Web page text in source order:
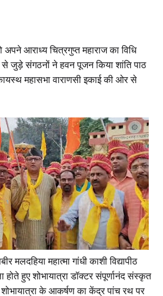
आराध्य चित्रगुप्त महाराज का विधि
जुड़े संगठनों ने हवन पूजन किया शांति पाठ
महासभा वाराणसी इकाई की ओर से
मलदहिया महात्मा गांधी काशी विद्यापीठ
होते हुए शोभायात्रा डॉक्टर संपूर्णानंद संस्कृत
शोभायात्रा के आकर्षण का केंद्र पांच रथ पर